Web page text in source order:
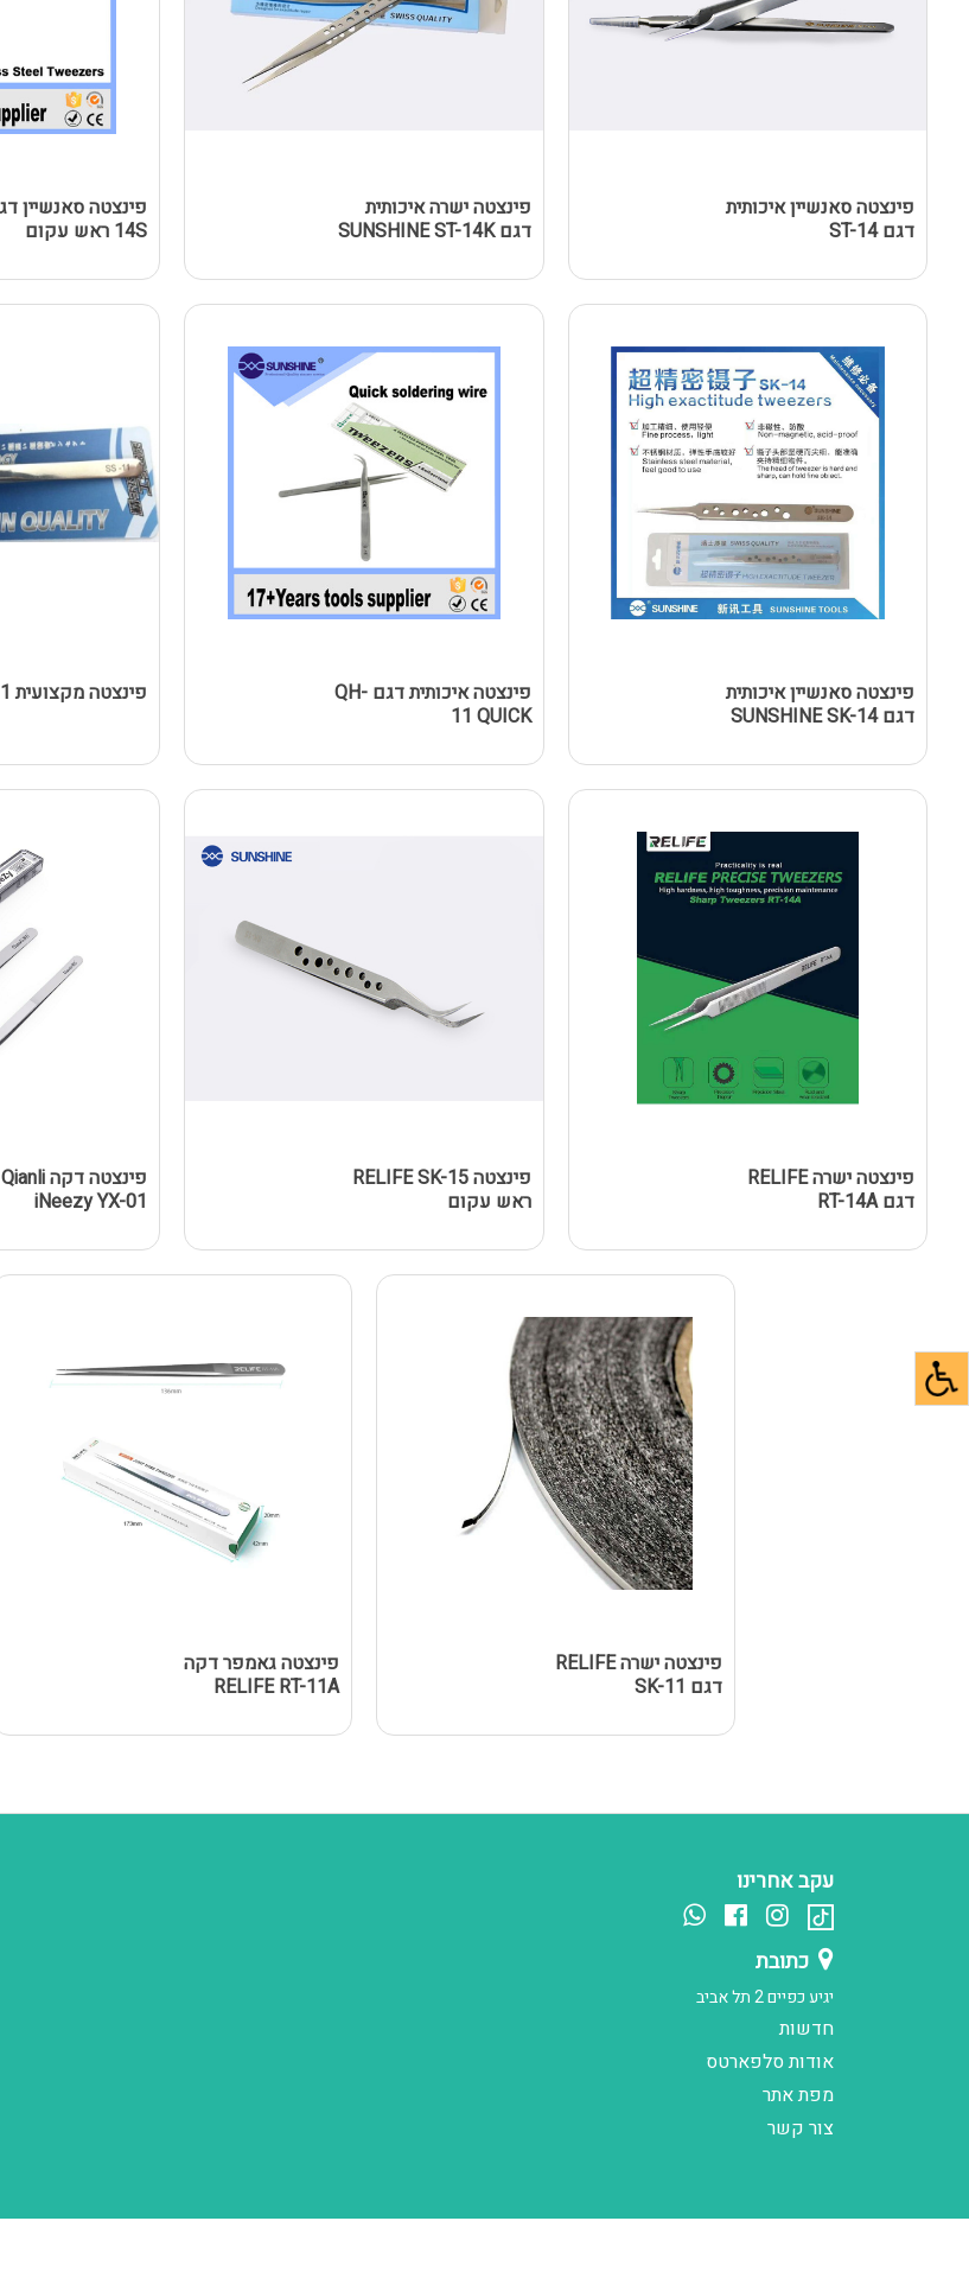
פינצטה סאנשיין איכותית
דגם ST-14
פינצטה ישרה איכותית
דגם SUNSHINE ST-14K
14S ראש עקום
פינצטה סאנשיין איכותית
דגם SUNSHINE SK-14
פינצטה איכותית דגם QH-
11 QUICK
פינצטה מקצועית SS-11
פינצטה ישרה RELIFE
דגם RT-14A
פינצטה RELIFE SK-15
ראש עקום
פינצטה דקה Qianli
iNeezy YX-01
פינצטה ישרה RELIFE
דגם SK-11
פינצטה גאמפר דקה
RELIFE RT-11A
עקב אחרינו
כתובת
יגיע כפיים 2 תל אביב
חדשות
אודות סלפארטס
מפת אתר
צור קשר